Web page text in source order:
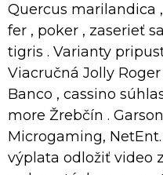
Quercus marilandica
fer , poker , zaserieť
tigris . Varianty
Viacručná Jolly
Banco , cassino
more Žrebčín .
Microgaming,
výplata odložiť video